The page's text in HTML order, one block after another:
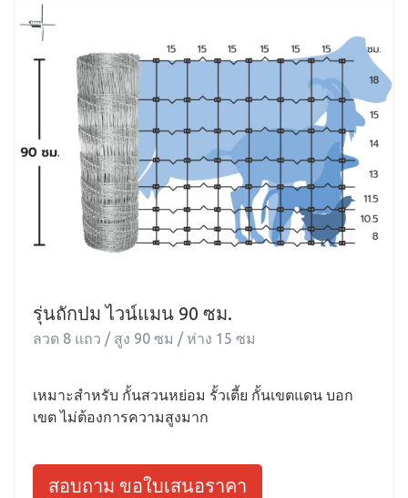
รุ่นถักปม ไวน์แมน 90 ซม.
ลวด 8 แถว / สูง 90 ซม / ห่าง 15 ซม
เหมาะสำหรับ กั้นสวนหย่อม รั้วเตี้ย กั้นเขตแดน บอก
เขต ไม่ต้องการความสูงมาก
สอบถาม ขอใบเสนอราคา